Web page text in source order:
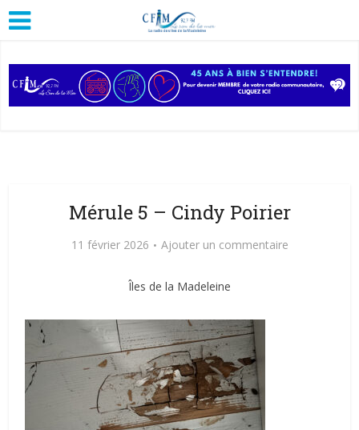
Mérule 5 – Cindy Poirier
11 février 2026 Ajouter un commentaire
Îles de la Madeleine